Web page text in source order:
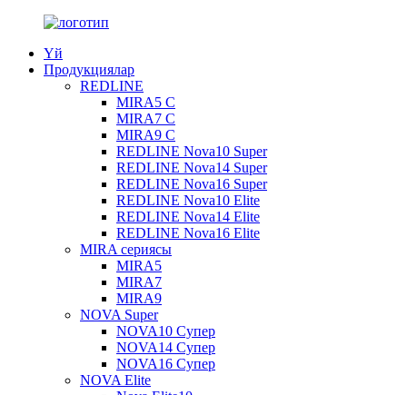
Үй
Продукциялар
REDLINE
MIRA5 С
MIRA7 С
MIRA9 С
REDLINE Nova10 Super
REDLINE Nova14 Super
REDLINE Nova16 Super
REDLINE Nova10 Elite
REDLINE Nova14 Elite
REDLINE Nova16 Elite
MIRA сериясы
MIRA5
MIRA7
MIRA9
NOVA Super
NOVA10 Супер
NOVA14 Супер
NOVA16 Супер
NOVA Elite